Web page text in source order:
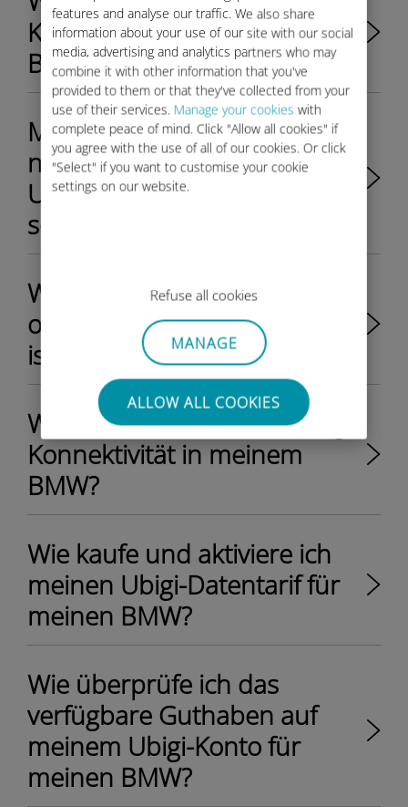
features and analyse our traffic. We also share
information about your use of our site with our social
media, advertising and analytics partners who may
combine it with other information that you've
provided to them or that they've collected from your
use of their services. Manage your cookies with
complete peace of mind. Click "Allow all cookies" if
you agree with the use of all of our cookies. Or click
"Select" if you want to customise your cookie
settings on our website.
Refuse all cookies
MANAGE
ALLOW ALL COOKIES
Konto, wenn ich meinen
BMW verkaufe?
Meine E-Mail-Adresse wird
nicht zum Erstellen meines
Ubigi-Kontos akzeptiert. Was
soll ich machen?
Wie kann ich herausfinden,
ob mein Fahrzeug berechtigt
ist?
Wie aktiviere ich meine Ubigi-
Konnektivität in meinem
BMW?
Wie kaufe und aktiviere ich
meinen Ubigi-Datentarif für
meinen BMW?
Wie überprüfe ich das
verfügbare Guthaben auf
meinem Ubigi-Konto für
meinen BMW?